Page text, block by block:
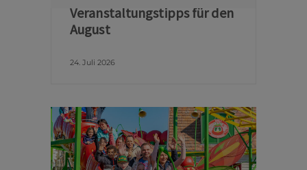
Veranstaltungstipps für den
August
24. Juli 2026